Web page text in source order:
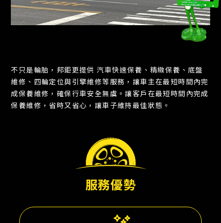
不只是輪胎，邦鉅更提供 汽車快速保養、精緻保養、底盤
維修、四輪定位與引擎維修等服務，讓車主在最短時間內完
成保養維修，確保行車安全無虞。讓客戶在最短時間內完成
保養維修，省時又省心，讓車子維持最佳狀態。
服務優勢